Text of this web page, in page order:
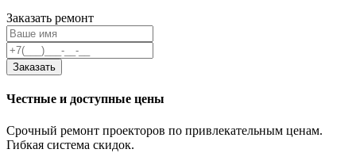
Заказать ремонт
Заказать
Честные и доступные цены
Срочный ремонт проекторов по привлекательным ценам.
Гибкая система скидок.